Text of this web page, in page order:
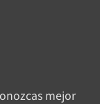
mejor